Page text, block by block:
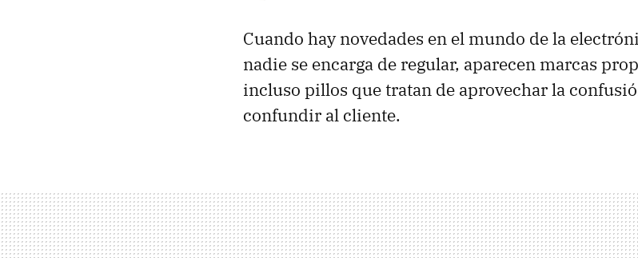
Cuando hay novedades en el mundo de la
nadie se encarga de regular, aparecen marcas
incluso pillos que tratan de aprovechar la
confundir al cliente.